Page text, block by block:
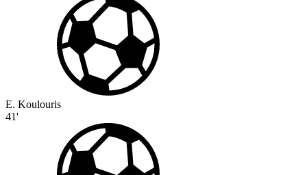
E. Koulouris
41'